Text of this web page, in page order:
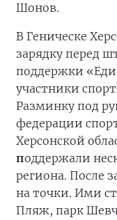
Шонов.
В Геническе
зарядку перед
поддержки
участники
Разминку под
федерации
Херсонской
поддержали
региона. После
на точки. Ими
Пляж, парк